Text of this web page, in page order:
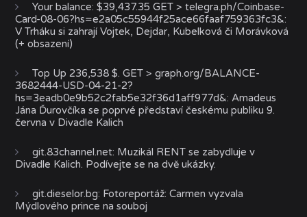
Your balance: $39,437.35 GET > telegra.ph/Coinbase-
Card-08-06?hs=e2a05c55944f25ace66faaf759363fc3&:
V Trháku si zahrají Vojtek, Dejdar, Kubelková či Morávková
(+ obsazení)
Top Up 236,538 $. GET > graph.org/BALANCE-
3682444-USD-04-21-2?
hs=3eadb0e9b52c2fab5e32f36d1aff977d&:Amadeus
Jána Ďurovčíka se poprvé představí českému publiku 9.
června v Divadle Kalich
git.83channel.net: Muzikál RENT se zabydluje v
Divadle Kalich. Podívejte se na dvě ukázky.
git.dieselor.bg: Fotoreportáž: Carmen vyzvala
Mýdlového prince na souboj